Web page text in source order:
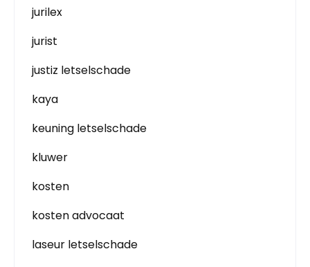
jurilex
jurist
justiz letselschade
kaya
keuning letselschade
kluwer
kosten
kosten advocaat
laseur letselschade